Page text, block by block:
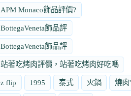
APM Monaco飾品評價?
BottegaVeneta飾品評
BottegaVeneta飾品評
站著吃烤肉評價，站著吃烤肉好吃嗎
z flip 1995 泰式 火鍋 燒肉'